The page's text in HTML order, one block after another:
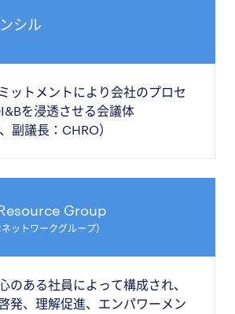
シル
ットメントにより会社のプロセ
を浸透させる会議体
副議長：CHRO）
Group
ットワークグループ）
のある社員によって構成され、
発、理解促進、エンパワーメン